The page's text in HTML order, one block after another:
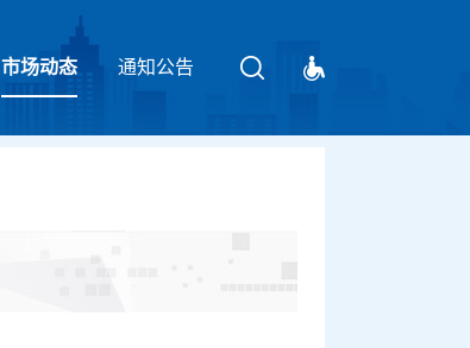
市场动态 通知公告
请输入关键字